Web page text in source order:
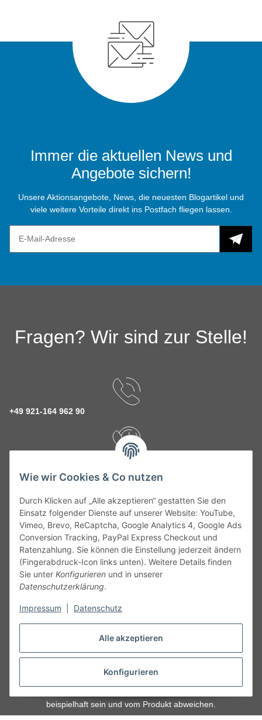
Alle akzeptieren
Konfigurieren
Wie wir Cookies & Co nutzen
Durch Klicken auf „Alle akzeptieren“ gestatten Sie den
Einsatz folgender Dienste auf unserer Website: YouTube,
Vimeo, Brevo, ReCaptcha, Google Analytics 4, Google Ads
Conversion Tracking, PayPal Express Checkout und
Ratenzahlung. Sie können die Einstellung jederzeit ändern
(Fingerabdruck-Icon links unten). Weitere Details finden
Sie unter Konfigurieren und in unserer
Datenschutzerklärung.
Impressum Datenschutz
Immer die aktuellen News und
Angebote sichern!
Unsere Aktionsangebote, News, die neuesten Blogartikel und
viele weitere Vorteile direkt ins Postfach fliegen lassen.
Fragen? Wir sind zur Stelle!
+49 921-164 962 90
kontakt@theo-schrauben.de
Service
Gesetzliche Informationen
Alle technischen Angaben ohne Gewähr. Irrtümer und fehlerhafte
Angaben vorbehalten. Wenn Sie Datenblätter oder spezielle
technische Eigenschaften benötigen, wenden Sie sich bitte an
beispielhaft sein und vom Produkt abweichen.